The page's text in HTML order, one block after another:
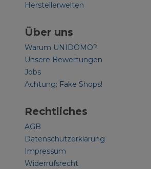
Herstellerwelten
Über uns
Warum UNIDOMO?
Unsere Bewertungen
Jobs
Achtung: Fake Shops!
Rechtliches
AGB
Datenschutzerklärung
Impressum
Widerrufsrecht